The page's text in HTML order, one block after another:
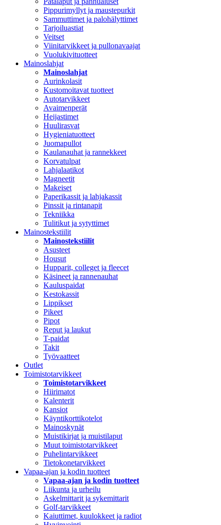
Pippurimyllyt ja maustepurkit
Sammuttimet ja palohälyttimet
Tarjoiluastiat
Veitset
Viinitarvikkeet ja pullonavaajat
Vuolukivituotteet
Mainoslahjat
Mainoslahjat
Aurinkolasit
Kustomoitavat tuotteet
Autotarvikkeet
Avaimenperät
Heijastimet
Huulirasvat
Hygieniatuotteet
Juomapullot
Kaulanauhat ja rannekkeet
Korvatulpat
Lahjalaatikot
Magneetit
Makeiset
Paperikassit ja lahjakassit
Pinssit ja rintanapit
Tekniikka
Tulitikut ja sytyttimet
Mainostekstiilit
Mainostekstiilit
Asusteet
Housut
Hupparit, colleget ja fleecet
Käsineet ja rannenauhat
Kauluspaidat
Kestokassit
Lippikset
Pikeet
Pipot
Reput ja laukut
T-paidat
Takit
Työvaatteet
Outlet
Toimistotarvikkeet
Toimistotarvikkeet
Hiirimatot
Kalenterit
Kansiot
Käyntikorttikotelot
Mainoskynät
Muistikirjat ja muistilaput
Muut toimistotarvikkeet
Puhelintarvikkeet
Tietokonetarvikkeet
Vapaa-ajan ja kodin tuotteet
Vapaa-ajan ja kodin tuotteet
Liikunta ja urheilu
Askelmittarit ja sykemittarit
Golf-tarvikkeet
Kaiuttimet, kuulokkeet ja radiot